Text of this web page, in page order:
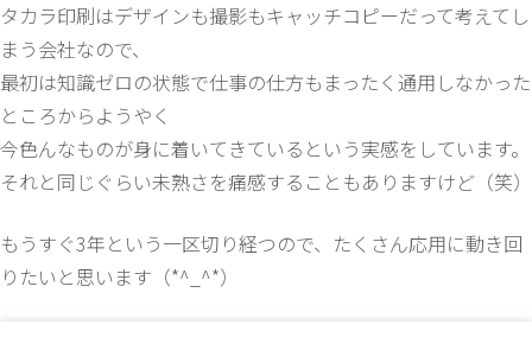
タカラ印刷はデザインも撮影もキャッチコピーだって考えてし
まう会社なので、
最初は知識ゼロの状態で仕事の仕方もまったく通用しなかった
ところからようやく
今色んなものが身に着いてきているという実感をしています。
それと同じぐらい未熟さを痛感することもありますけど（笑）
もうすぐ3年という一区切り経つので、たくさん応用に動き回
りたいと思います（*^_^*）